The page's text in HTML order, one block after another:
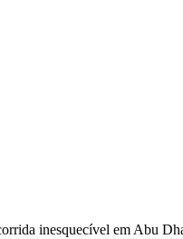
inesquecível em Abu